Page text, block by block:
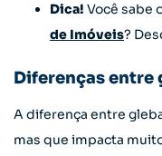
Dica! Você sabe
de Imóveis?
Diferenças entre
A diferença entre
mas que impacta